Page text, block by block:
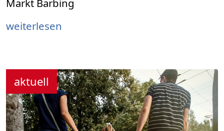
Markt Barbing
weiterlesen